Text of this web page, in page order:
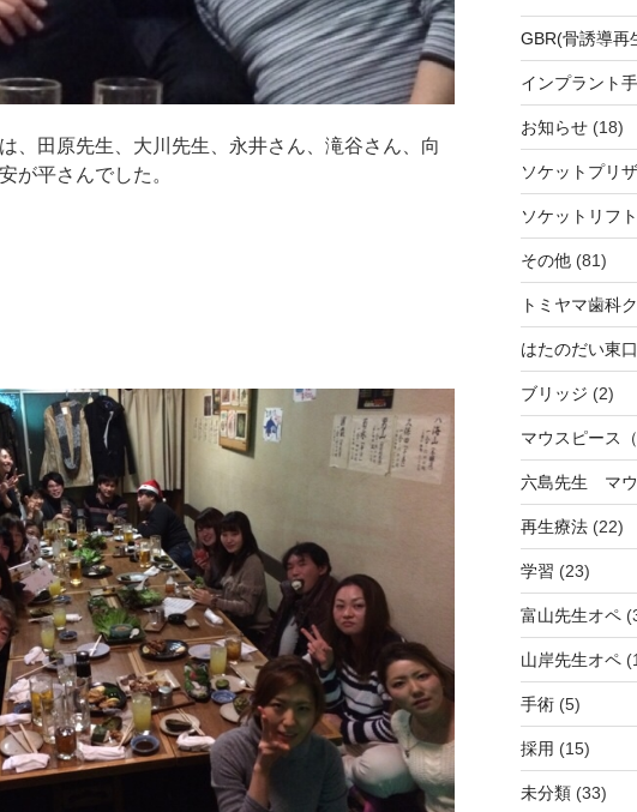
、田原先生、大川先生、永井さん、滝谷さん、向
が平さんでした。
GBR(骨誘導再
インプラント
お知らせ(18)
ソケットプリ
ソケットリフト
その他(81)
トミヤマ歯科
はたのだい東
ブリッジ (2)
マウスピース
六島先生 マウ
再生療法(22)
学習 (23)
富山先生オペ
山岸先生オペ
手術(5)
採用 (15)
未分類(33)